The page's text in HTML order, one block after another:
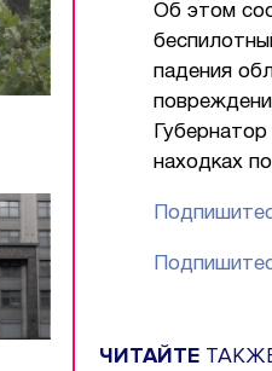
Об этом
падения
находках
ЧИТАЙТЕ